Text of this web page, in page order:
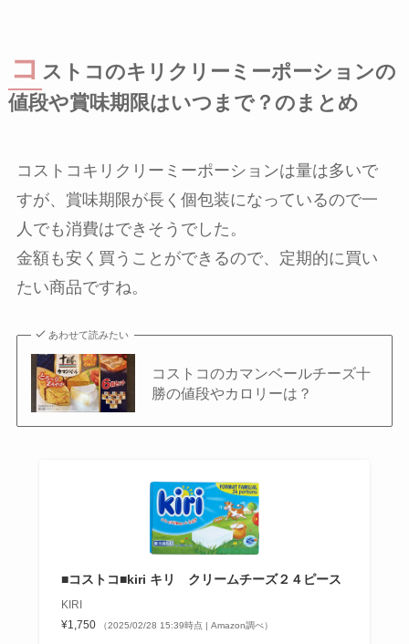
コ ストコのキリクリーミーポーションの
値段や賞味期限はいつまで？のまとめ
コストコキリクリーミーポーションは量は多いで
すが、賞味期限が長く個包装になっているので一
人でも消費はできそうでした。
金額も安く買うことができるので、定期的に買い
たい商品ですね。
あわせて読みたい
コストコのカマンベールチーズ十
勝の値段やカロリーは？
■コストコ■kiri キリ クリームチーズ２４ピース
KIRI
¥1,750
（2025/02/28 15:39時点 | Amazon調べ）